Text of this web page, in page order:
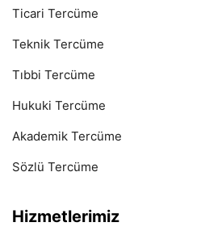
Ticari Tercüme
Teknik Tercüme
Tıbbi Tercüme
Hukuki Tercüme
Akademik Tercüme
Sözlü Tercüme
Hizmetlerimiz